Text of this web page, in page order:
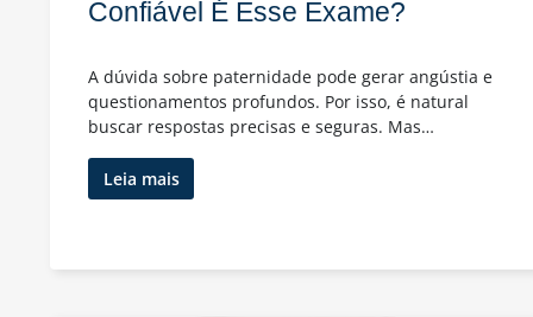
Confiável É Esse Exame?
A dúvida sobre paternidade pode gerar angústia e
questionamentos profundos. Por isso, é natural
buscar respostas precisas e seguras. Mas…
Leia maisTeste
de